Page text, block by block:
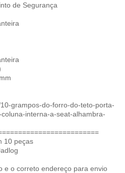
de Segurança
grampos-do-forro-do-teto-porta-
interna-a-seat-alhambra-
10 peças
e o correto endereço para envio